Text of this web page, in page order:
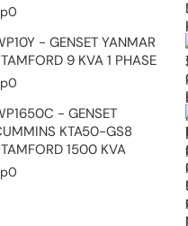
0
- GENSET YANMAR
9 KVA 1 PHASE
0
- GENSET
KTA50-GS8
1500 KVA
0